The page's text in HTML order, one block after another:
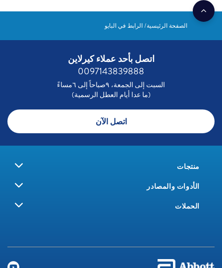
الصفحة الرئيسية الرابط في البايو
اتصل بأحد عملاء كيرلاين
0097143839888
السبت إلى الجمعة، ٩صباحاً إلى ٦مساءً
(ما عدا أيام العطل الرسمية)
اتصل الآن
منتجات
الأدوات والمصادر
الحملات